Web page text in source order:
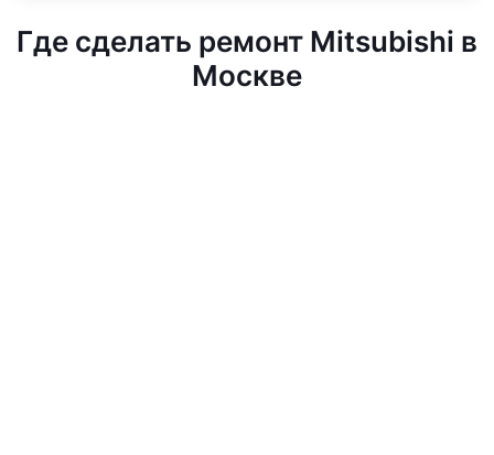
Где сделать ремонт Mitsubishi в
Москве